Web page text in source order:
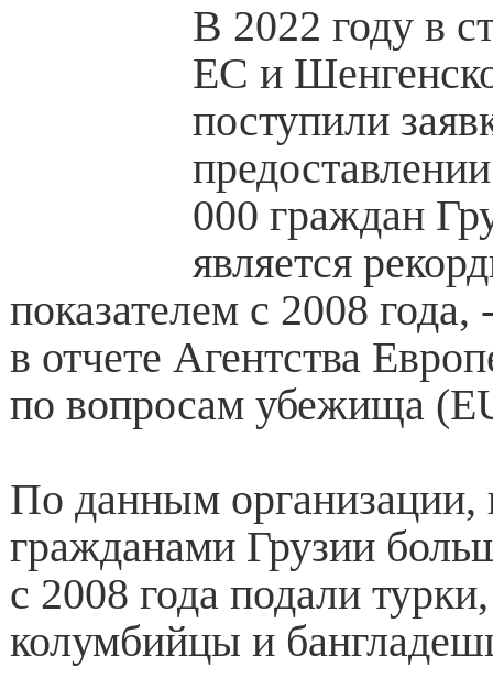
В 2022 году в
ЕС и
поступили
000 граждан
является
показателем с 2008 года,
в отчете Агентства
по вопросам убежища
По данным организации,
гражданами Грузии
с 2008 года подали
колумбийцы и